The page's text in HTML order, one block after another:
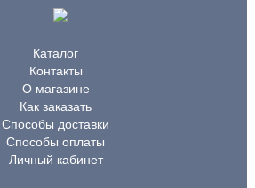
Каталог
Контакты
О магазине
Как заказать
Способы доставки
Способы оплаты
Личный кабинет